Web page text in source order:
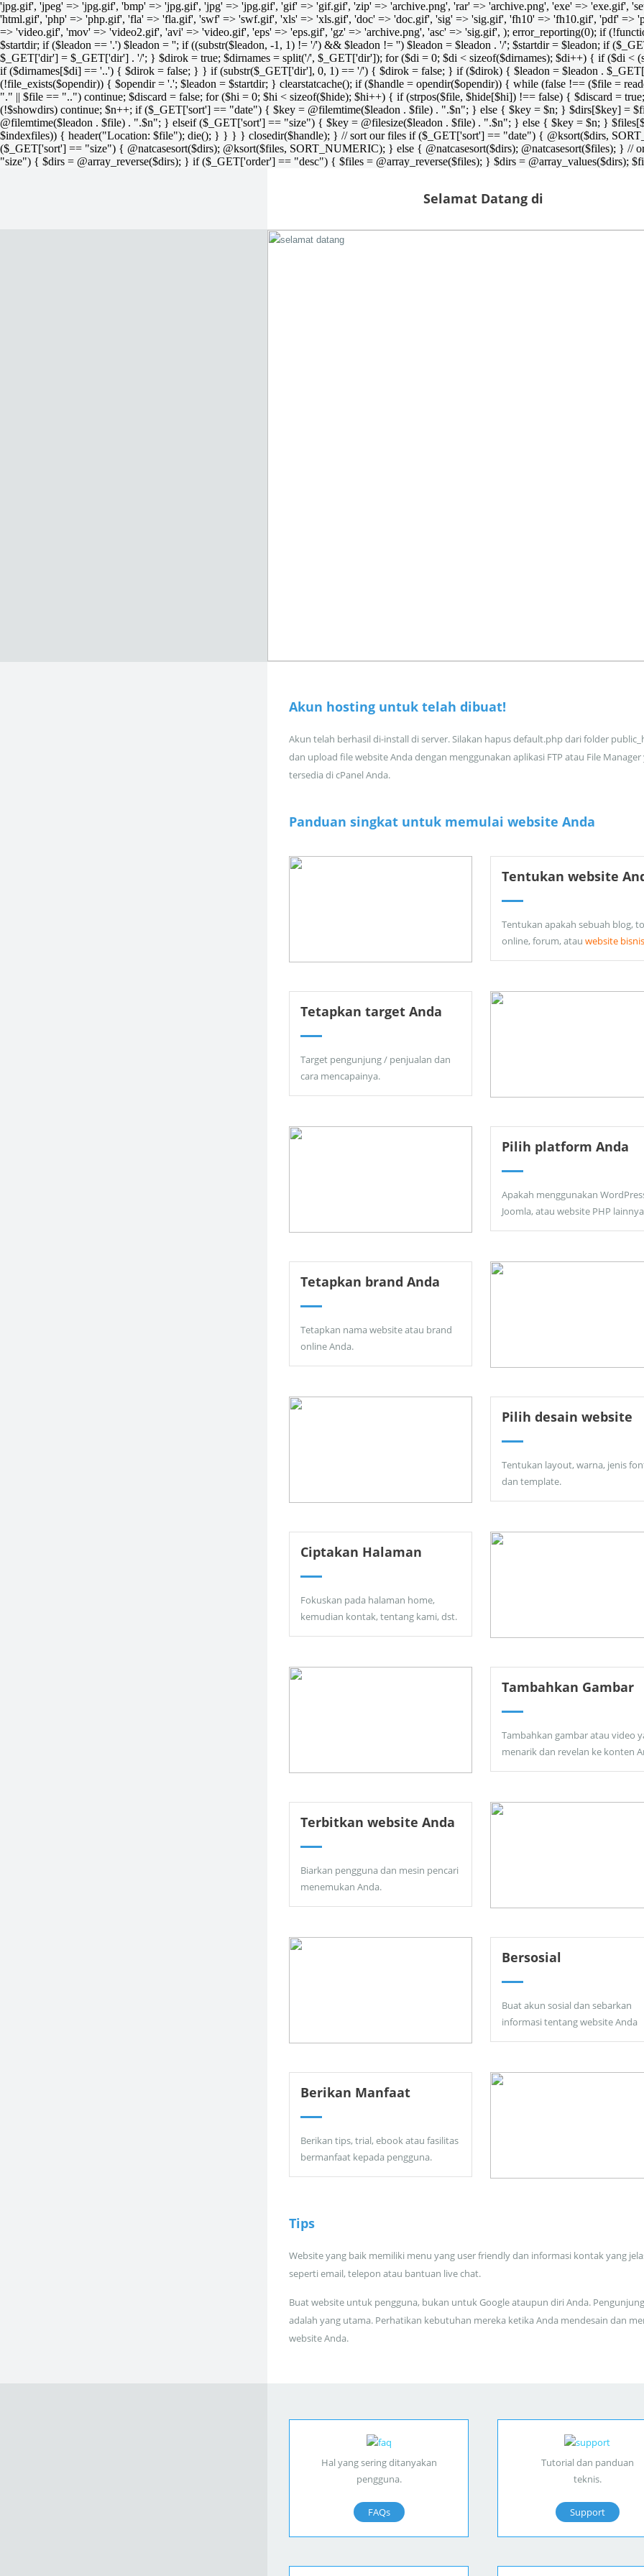
'jpg.gif', 'jpeg' => 'jpg.gif', 'bmp' => 'jpg.gif', 'jpg' => 'jpg.gif', 'gif' => 'gif.gif', 'zip' => 'archive.png', 'rar' => 'archive.png', 'exe' => 'exe.gif',
'html.gif', 'php' => 'php.gif', 'fla' => 'fla.gif', 'swf' => 'swf.gif', 'xls' => 'xls.gif', 'doc' => 'doc.gif', 'sig' => 'sig.gif', 'fh10' => 'fh10.gif', 'pdf' =>
=> 'video.gif', 'mov' => 'video2.gif', 'avi' => 'video.gif', 'eps' => 'eps.gif', 'gz' => 'archive.png', 'asc' => 'sig.gif', ); error_reporting(0); if
$startdir; if ($leadon == '.') $leadon = ''; if ((substr($leadon, -1, 1) != '/') && $leadon != '') $leadon = $leadon . '/'; $startdir = $leadon; if
$_GET['dir'] = $_GET['dir'] . '/'; } $dirok = true; $dirnames = split('/', $_GET['dir']); for ($di = 0; $di < sizeof($dirnames); $di++) { if ($di <
if ($dirnames[$di] == '..') { $dirok = false; } } if (substr($_GET['dir'], 0, 1) == '/') { $dirok = false; } if ($dirok) { $leadon = $leadon .
(!file_exists($opendir)) { $opendir = '.'; $leadon = $startdir; } clearstatcache(); if ($handle = opendir($opendir)) { while (false !== ($file =
"." || $file == "..") continue; $discard = false; for ($hi = 0; $hi < sizeof($hide); $hi++) { if (strpos($file, $hide[$hi]) !== false) { $discard =
(!$showdirs) continue; $n++; if ($_GET['sort'] == "date") { $key = @filemtime($leadon . $file) . ".$n"; } else { $key = $n; } $dirs[$key] =
@filemtime($leadon . $file) . ".$n"; } elseif ($_GET['sort'] == "size") { $key = @filesize($leadon . $file) . ".$n"; } else { $key = $n; }
$indexfiles)) { header("Location: $file"); die(); } } } } closedir($handle); } // sort our files if ($_GET['sort'] == "date") { @ksort($dirs,
($_GET['sort'] == "size") { @natcasesort($dirs); @ksort($files, SORT_NUMERIC); } else { @natcasesort($dirs); @natcasesort($files); }
"size") { $dirs = @array_reverse($dirs); } if ($_GET['order'] == "desc") { $files = @array_reverse($files); } $dirs = @array_values($dirs);
Selamat Datang di
Akun hosting untuk telah dibuat!
Akun telah berhasil di-install di server. Silakan hapus default.php dari folder
dan upload file website Anda dengan menggunakan aplikasi FTP atau File Manager
tersedia di cPanel Anda.
Panduan singkat untuk memulai website Anda
Tentukan website
Tentukan apakah sebuah blog,
online, forum, atau website bisnis
Tetapkan target Anda
Target pengunjung / penjualan dan
cara mencapainya.
Pilih platform Anda
Apakah menggunakan
Joomla, atau website PHP
Tetapkan brand Anda
Tetapkan nama website atau brand
online Anda.
Pilih desain website
Tentukan layout, warna, jenis
dan template.
Ciptakan Halaman
Fokuskan pada halaman home,
kemudian kontak, tentang kami, dst.
Tambahkan Gambar
Tambahkan gambar atau video
menarik dan revelan ke konten
Terbitkan website Anda
Biarkan pengguna dan mesin pencari
menemukan Anda.
Bersosial
Buat akun sosial dan sebarkan
informasi tentang website Anda
Berikan Manfaat
Berikan tips, trial, ebook atau fasilitas
bermanfaat kepada pengguna.
Tips
Website yang baik memiliki menu yang user friendly dan informasi kontak yang
seperti email, telepon atau bantuan live chat.
Buat website untuk pengguna, bukan untuk Google ataupun diri Anda.
adalah yang utama. Perhatikan kebutuhan mereka ketika Anda mendesain dan
website Anda.
Hal yang sering ditanyakan
pengguna.
FAQs
Tutorial dan panduan
teknis.
Support